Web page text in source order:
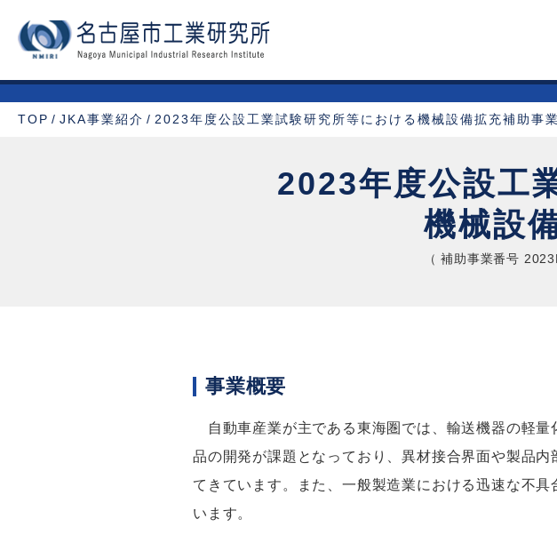
TOP JKA事業紹介 2023年度公設工業試験研究所等における機械設備拡充補助事業
2023年度公設工
機械設
（ 補助事業番号
事業概要
自動車産業が主である東海圏では、輸送機器の軽量
品の開発が課題となっており、異材接合界面や製品
てきています。また、一般製造業における迅速な不
います。